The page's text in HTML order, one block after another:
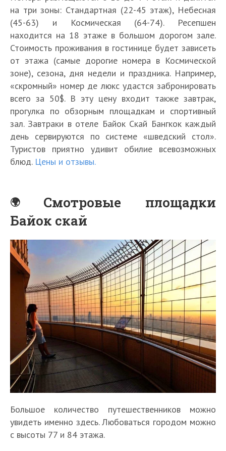
на три зоны: Стандартная (22-45 этаж), Небесная
(45-63) и Космическая (64-74). Ресепшен
находится на 18 этаже в большом дорогом зале.
Стоимость проживания в гостинице будет зависеть
от этажа (самые дорогие номера в Космической
зоне), сезона, дня недели и праздника. Например,
«скромный» номер де люкс удастся забронировать
всего за 50$. В эту цену входит также завтрак,
прогулка по обзорным площадкам и спортивный
зал. Завтраки в отеле Байок Скай Бангкок каждый
день сервируются по системе «шведский стол».
Туристов приятно удивит обилие всевозможных
блюд. Цены и отзывы.
Смотровые площадки
Байок скай
Большое количество путешественников можно
увидеть именно здесь. Любоваться городом можно
с высоты 77 и 84 этажа.